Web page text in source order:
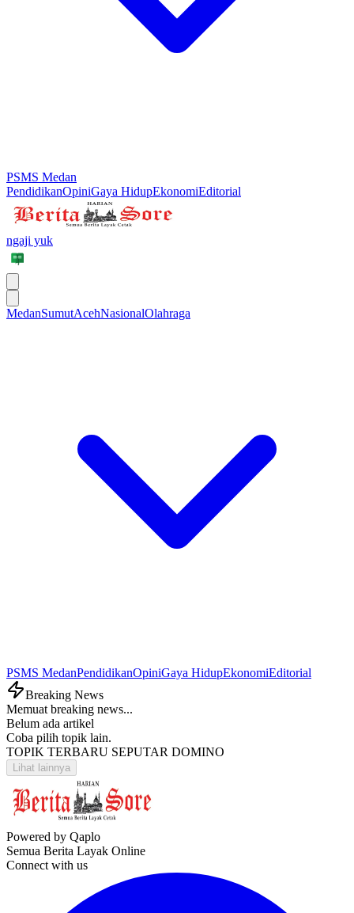
PSMS Medan
PendidikanOpiniGaya HidupEkonomiEditorial
ngaji yuk
MedanSumutAcehNasionalOlahraga
PSMS MedanPendidikanOpiniGaya HidupEkonomiEditorial
Breaking News
Memuat breaking news...
Belum ada artikel
Coba pilih topik lain.
TOPIK TERBARU SEPUTAR DOMINO
Lihat lainnya
Powered by Qaplo
Semua Berita Layak Online
Connect with us